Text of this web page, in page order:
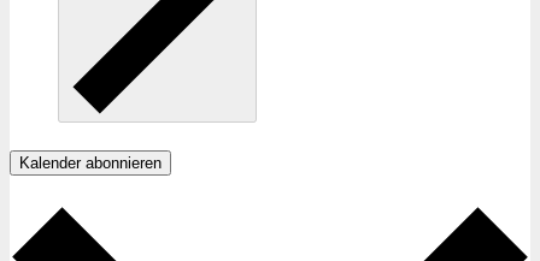
Kalender abonnieren